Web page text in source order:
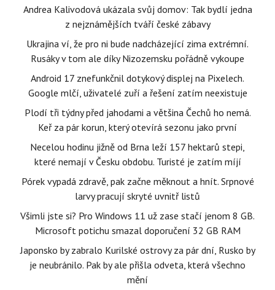
Andrea Kalivodová ukázala svůj domov: Tak bydlí jedna
z nejznámějších tváří české zábavy
Ukrajina ví, že pro ni bude nadcházející zima extrémní.
Rusáky v tom ale díky Nizozemsku pořádně vykoupe
Android 17 znefunkčnil dotykový displej na Pixelech.
Google mlčí, uživatelé zuří a řešení zatím neexistuje
Plodí tři týdny před jahodami a většina Čechů ho nemá.
Keř za pár korun, který otevírá sezonu jako první
Necelou hodinu jižně od Brna leží 157 hektarů stepi,
které nemají v Česku obdobu. Turisté je zatím míjí
Pórek vypadá zdravě, pak začne měknout a hnít. Srpnové
larvy pracují skryté uvnitř listů
Všimli jste si? Pro Windows 11 už zase stačí jenom 8 GB.
Microsoft potichu smazal doporučení 32 GB RAM
Japonsko by zabralo Kurilské ostrovy za pár dní, Rusko by
je neubránilo. Pak by ale přišla odveta, která všechno
mění